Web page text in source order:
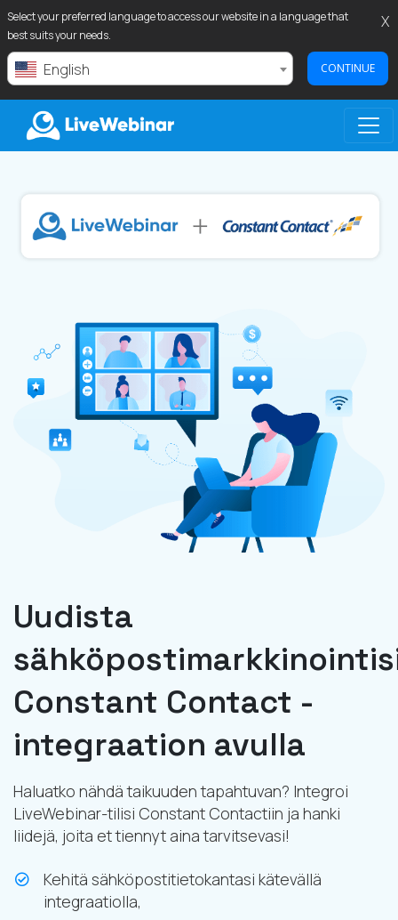
Select your preferred language to access our website in a language that
best suits your needs.
English CONTINUE
X
LIVEWEBINAR.COM
Uudista
Constant Contact -
integraation avulla
Haluatko nähdä taikuuden tapahtuvan? Integroi
LiveWebinar-tilisi Constant Contactiin ja hanki
liidejä, joita et tiennyt aina tarvitsevasi!
Kehitä sähköpostitietokantasi kätevällä
integraatiolla,